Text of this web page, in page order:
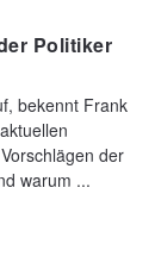
Politiker
bekennt Frank
der
warum ...